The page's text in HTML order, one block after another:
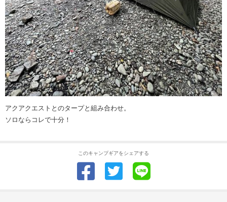
アクアクエストとのタープと組み合わせ。
ソロならコレで十分！
このキャンプギアをシェアする